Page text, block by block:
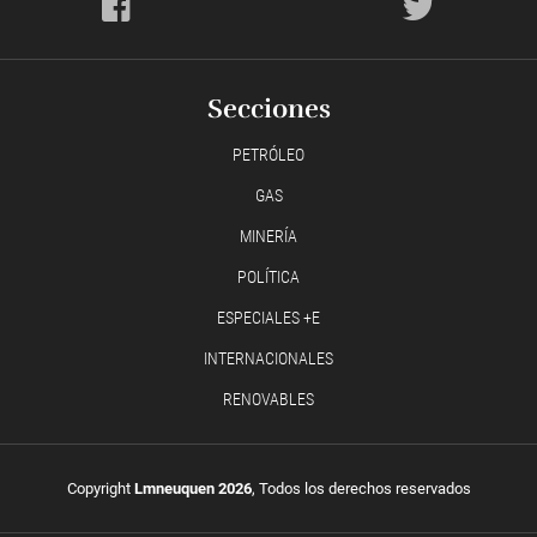
Secciones
PETRÓLEO
GAS
MINERÍA
POLÍTICA
ESPECIALES +E
INTERNACIONALES
RENOVABLES
Copyright Lmneuquen 2026, Todos los derechos reservados